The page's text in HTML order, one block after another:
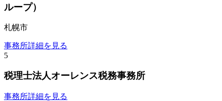
ループ）
札幌市
事務所詳細を見る
5
税理士法人オーレンス税務事務所
事務所詳細を見る